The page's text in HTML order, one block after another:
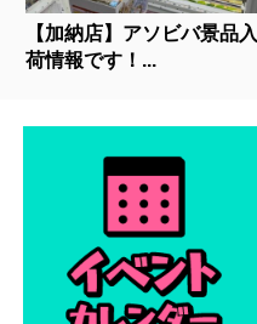
【加納店】アソビバ景品入
荷情報です！...